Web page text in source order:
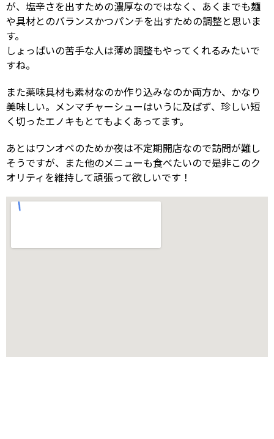
が、塩辛さを出すための濃厚なのではなく、あくまでも麺
や具材とのバランスかつパンチを出すための調整と思いま
す。
しょっぱいの苦手な人は薄め調整もやってくれるみたいで
すね。
また薬味具材も素材なのか作り込みなのか両方か、かなり
美味しい。メンマチャーシューはいうに及ばず、珍しい短
く切ったエノキもとてもよくあってます。
あとはワンオペのためか夜は不定期開店なので訪問が難し
そうですが、また他のメニューも食べたいので是非このク
オリティを維持して頑張って欲しいです！